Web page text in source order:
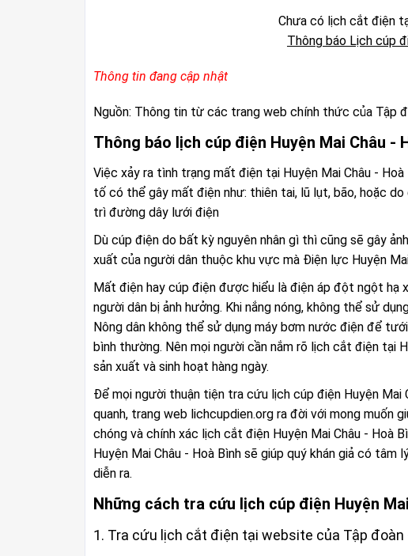
Chưa có lịch cắt điện
Thông báo Lịch cúp
Thông tin đang cập nhật
Nguồn: Thông tin từ các trang web chính thức của Tập
Thông báo lịch cúp điện Huyện Mai Châu -
Việc xảy ra tình trạng mất điện tại Huyện Mai Châu -
tố có thể gây mất điện như: thiên tai, lũ lụt, bão, hoặc
trì đường dây lưới điện
Dù cúp điện do bất kỳ nguyên nhân gì thì cũng sẽ gây
xuất của người dân thuộc khu vực mà Điện lực Huyện
Mất điện hay cúp điện được hiểu là điện áp đột ngột hạ
người dân bị ảnh hưởng. Khi nắng nóng, không thể sử
Nông dân không thể sử dụng máy bơm nước điện để
bình thường. Nên mọi người cần nắm rõ lịch cắt điện tại
sản xuất và sinh hoạt hàng ngày.
Để mọi người thuận tiện tra cứu lịch cúp điện Huyện Mai
quanh, trang web lichcupdien.org ra đời với mong muốn
chóng và chính xác lịch cắt điện Huyện Mai Châu - Hoà
Huyện Mai Châu - Hoà Bình sẽ giúp quý khán giả có
diễn ra.
Những cách tra cứu lịch cúp điện Huyện
1. Tra cứu lịch cắt điện tại website của Tập